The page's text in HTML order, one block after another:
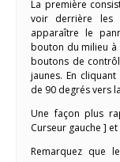
La première
voir derrière les
apparaître le
bouton du milieu à
boutons de
jaunes. En
de 90 degrés vers
Une façon plus
Curseur gauche ]
Remarquez que